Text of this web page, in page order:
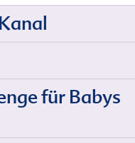
für Babys